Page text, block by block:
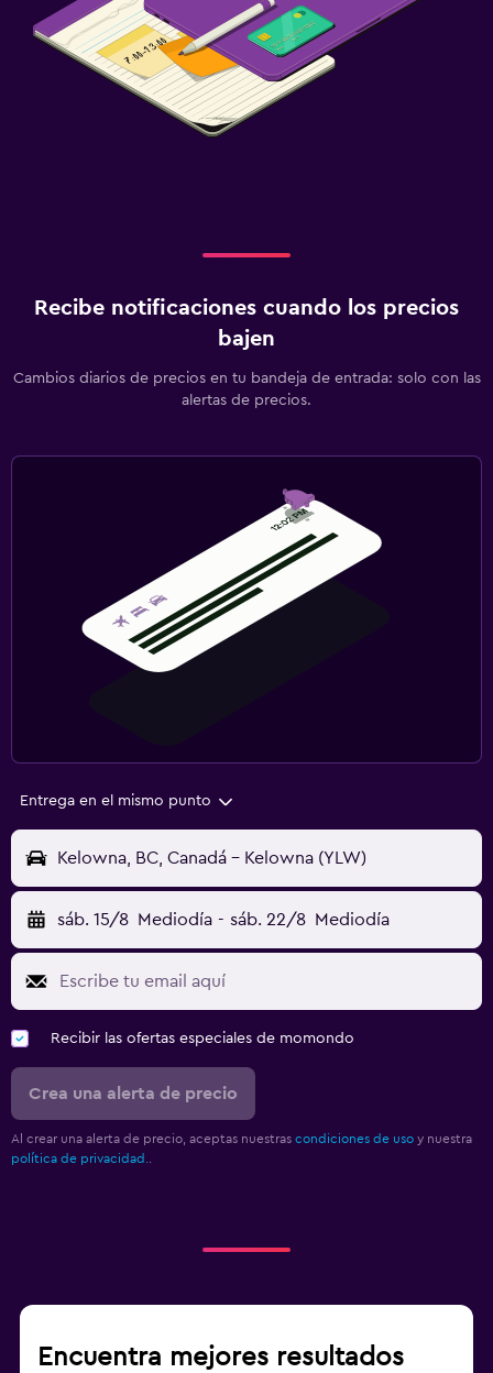
Recibe notificaciones cuando los precios
bajen
Cambios diarios de precios en tu bandeja de entrada: solo con las
alertas de precios.
Entrega en el mismo punto
Kelowna, BC, Canadá - Kelowna (YLW)
sáb. 15/8 Mediodía - sáb. 22/8 Mediodía
Recibir las ofertas especiales de momondo
Crea una alerta de precio
Al crear una alerta de precio, aceptas nuestras condiciones de uso y nuestra
política de privacidad..
Encuentra mejores resultados